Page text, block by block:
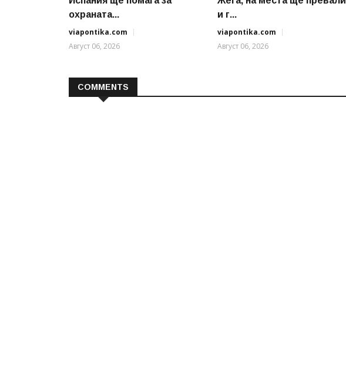
охраната...
viapontika.com
Август 06, 2026
и г...
viapontika.com
Август 06, 2026
COMMENTS